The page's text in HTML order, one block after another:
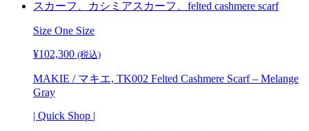
Size One Size
¥102,300 (税込)
MAKIE / マキエ, TK002 Felted Cashmere Scarf – Melange
Gray
| Quick Shop |